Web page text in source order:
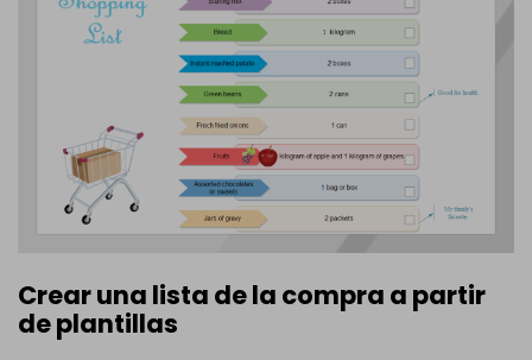
Crear una lista de la compra a partir
de plantillas